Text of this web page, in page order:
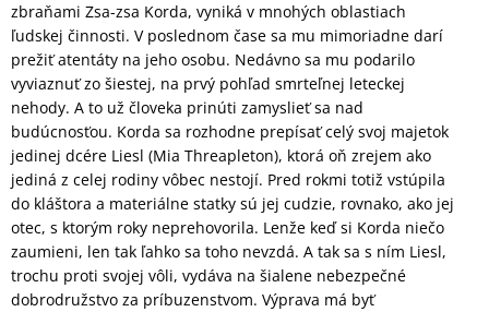
zbraňami Zsa-zsa Korda, vyniká v mnohých oblastiach
ľudskej činnosti. V poslednom čase sa mu mimoriadne darí
prežiť atentáty na jeho osobu. Nedávno sa mu podarilo
vyviaznuť zo šiestej, na prvý pohľad smrteľnej leteckej
nehody. A to už človeka prinúti zamyslieť sa nad
budúcnosťou. Korda sa rozhodne prepísať celý svoj majetok
jedinej dcére Liesl (Mia Threapleton), ktorá oň zrejem ako
jediná z celej rodiny vôbec nestojí. Pred rokmi totiž vstúpila
do kláštora a materiálne statky sú jej cudzie, rovnako, ako jej
otec, s ktorým roky neprehovorila. Lenže keď si Korda niečo
zaumieni, len tak ľahko sa toho nevzdá. A tak sa s ním Liesl,
trochu proti svojej vôli, vydáva na šialene nebezpečné
dobrodružstvo za príbuzenstvom. Výprava má byť